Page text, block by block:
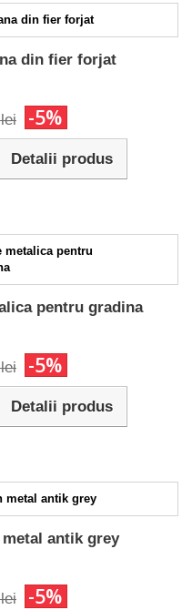
din fier forjat
-5%
Detalii produs
pentru gradina
-5%
Detalii produs
antik grey
-5%